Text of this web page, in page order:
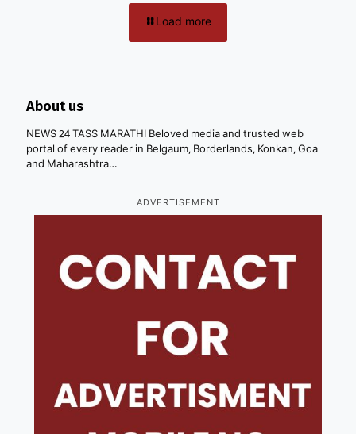
Load more
About us
NEWS 24 TASS MARATHI Beloved media and trusted web
portal of every reader in Belgaum, Borderlands, Konkan, Goa
and Maharashtra…
ADVERTISEMENT